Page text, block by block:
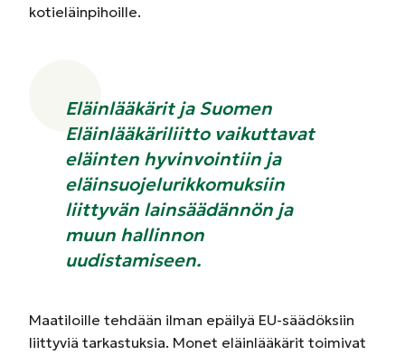
kotieläinpihoille.
Eläinlääkärit ja Suomen
Eläinlääkäriliitto vaikuttavat
eläinten hyvinvointiin ja
eläinsuojelurikkomuksiin
liittyvän lainsäädännön ja
muun hallinnon
uudistamiseen.
Maatiloille tehdään ilman epäilyä EU-säädöksiin
liittyviä tarkastuksia. Monet eläinlääkärit toimivat